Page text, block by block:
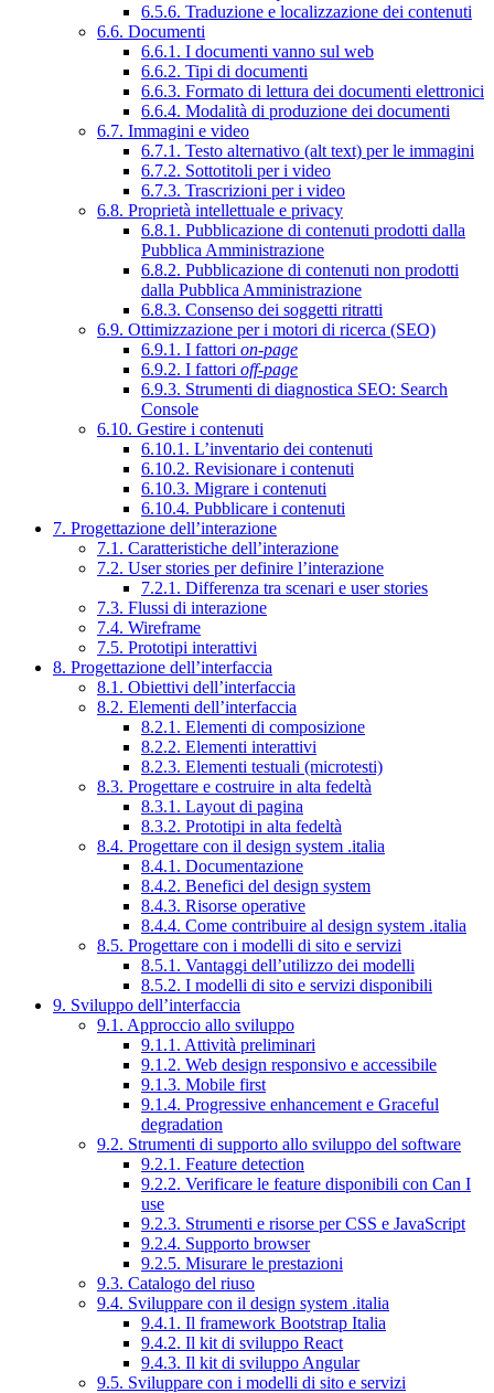
6.5.6. Traduzione e localizzazione dei contenuti
6.6. Documenti
6.6.1. I documenti vanno sul web
6.6.2. Tipi di documenti
6.6.3. Formato di lettura dei documenti elettronici
6.6.4. Modalità di produzione dei documenti
6.7. Immagini e video
6.7.1. Testo alternativo (alt text) per le immagini
6.7.2. Sottotitoli per i video
6.7.3. Trascrizioni per i video
6.8. Proprietà intellettuale e privacy
6.8.1. Pubblicazione di contenuti prodotti dalla
Pubblica Amministrazione
6.8.2. Pubblicazione di contenuti non prodotti
dalla Pubblica Amministrazione
6.8.3. Consenso dei soggetti ritratti
6.9. Ottimizzazione per i motori di ricerca (SEO)
6.9.1. I fattori on-page
6.9.2. I fattori off-page
6.9.3. Strumenti di diagnostica SEO: Search
Console
6.10. Gestire i contenuti
6.10.1. L’inventario dei contenuti
6.10.2. Revisionare i contenuti
6.10.3. Migrare i contenuti
6.10.4. Pubblicare i contenuti
7. Progettazione dell’interazione
7.1. Caratteristiche dell’interazione
7.2. User stories per definire l’interazione
7.2.1. Differenza tra scenari e user stories
7.3. Flussi di interazione
7.4. Wireframe
7.5. Prototipi interattivi
8. Progettazione dell’interfaccia
8.1. Obiettivi dell’interfaccia
8.2. Elementi dell’interfaccia
8.2.1. Elementi di composizione
8.2.2. Elementi interattivi
8.2.3. Elementi testuali (microtesti)
8.3. Progettare e costruire in alta fedeltà
8.3.1. Layout di pagina
8.3.2. Prototipi in alta fedeltà
8.4. Progettare con il design system .italia
8.4.1. Documentazione
8.4.2. Benefici del design system
8.4.3. Risorse operative
8.4.4. Come contribuire al design system .italia
8.5. Progettare con i modelli di sito e servizi
8.5.1. Vantaggi dell’utilizzo dei modelli
8.5.2. I modelli di sito e servizi disponibili
9. Sviluppo dell’interfaccia
9.1. Approccio allo sviluppo
9.1.1. Attività preliminari
9.1.2. Web design responsivo e accessibile
9.1.3. Mobile first
9.1.4. Progressive enhancement e Graceful
degradation
9.2. Strumenti di supporto allo sviluppo del software
9.2.1. Feature detection
9.2.2. Verificare le feature disponibili con Can I
use
9.2.3. Strumenti e risorse per CSS e JavaScript
9.2.4. Supporto browser
9.2.5. Misurare le prestazioni
9.3. Catalogo del riuso
9.4. Sviluppare con il design system .italia
9.4.1. Il framework Bootstrap Italia
9.4.2. Il kit di sviluppo React
9.4.3. Il kit di sviluppo Angular
9.5. Sviluppare con i modelli di sito e servizi